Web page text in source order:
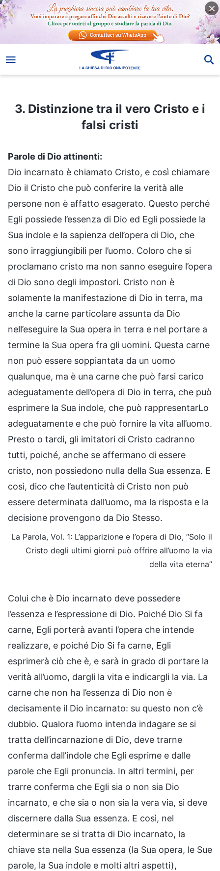
3. Distinzione tra il vero Cristo e i falsi cristi
3. Distinzione tra il vero Cristo e i
falsi cristi
Parole di Dio attinenti:
Dio incarnato è chiamato Cristo, e così chiamare
Dio il Cristo che può conferire la verità alle
persone non è affatto esagerato. Questo perché
Egli possiede l’essenza di Dio ed Egli possiede la
Sua indole e la sapienza dell’opera di Dio, che
sono irraggiungibili per l’uomo. Coloro che si
proclamano cristo ma non sanno eseguire l’opera
di Dio sono degli impostori. Cristo non è
solamente la manifestazione di Dio in terra, ma
anche la carne particolare assunta da Dio
nell’eseguire la Sua opera in terra e nel portare a
termine la Sua opera fra gli uomini. Questa carne
non può essere soppiantata da un uomo
qualunque, ma è una carne che può farsi carico
adeguatamente dell’opera di Dio in terra, che può
esprimere la Sua indole, che può rappresentarLo
adeguatamente e che può fornire la vita all’uomo.
Presto o tardi, gli imitatori di Cristo cadranno
tutti, poiché, anche se affermano di essere
cristo, non possiedono nulla della Sua essenza. E
così, dico che l’autenticità di Cristo non può
essere determinata dall’uomo, ma la risposta e la
decisione provengono da Dio Stesso.
La Parola, Vol. 1: L’apparizione e l’opera di Dio, “Solo il
Cristo degli ultimi giorni può offrire all’uomo la via
della vita eterna”
Colui che è Dio incarnato deve possedere
l’essenza e l’espressione di Dio. Poiché Dio Si fa
carne, Egli porterà avanti l’opera che intende
realizzare, e poiché Dio Si fa carne, Egli
esprimerà ciò che è, e sarà in grado di portare la
verità all’uomo, dargli la vita e indicargli la via. La
carne che non ha l’essenza di Dio non è
decisamente il Dio incarnato: su questo non c’è
dubbio. Qualora l’uomo intenda indagare se si
tratta dell’incarnazione di Dio, deve trarne
conferma dall’indole che Egli esprime e dalle
parole che Egli pronuncia. In altri termini, per
trarre conferma che Egli sia o non sia Dio
incarnato, e che sia o non sia la vera via, si deve
discernere dalla Sua essenza. E così, nel
determinare se si tratta di Dio incarnato, la
chiave sta nella Sua essenza (la Sua opera, le Sue
parole, la Sua indole e molti altri aspetti),